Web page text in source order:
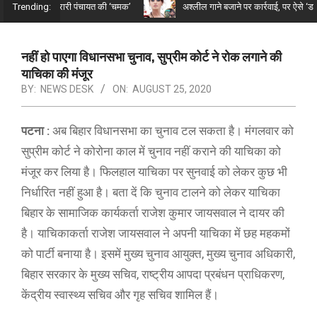
Trending:
तक पहुंची गरारी पंचायत की ‘चमक’ अश्लील गाने बजाने पर कार्रवाई, पर ऐसे ‘डबल
नहीं हो पाएगा विधानसभा चुनाव, सुप्रीम कोर्ट ने रोक लगाने की
याचिका की मंजूर
BY: NEWS DESK ON: AUGUST 25, 2020
पटना : अब बिहार विधानसभा का चुनाव टल सकता है। मंगलवार को
सुप्रीम कोर्ट ने कोरोना काल में चुनाव नहीं कराने की याचिका को
मंजूर कर लिया है। फिलहाल याचिका पर सुनवाई को लेकर कुछ भी
निर्धारित नहीं हुआ है। बता दें कि चुनाव टालने को लेकर याचिका
बिहार के सामाजिक कार्यकर्ता राजेश कुमार जायसवाल ने दायर की
है। याचिकाकर्ता राजेश जायसवाल ने अपनी याचिका में छह महकमों
को पार्टी बनाया है। इसमें मुख्य चुनाव आयुक्त, मुख्य चुनाव अधिकारी,
बिहार सरकार के मुख्य सचिव, राष्ट्रीय आपदा प्रबंधन प्राधिकरण,
केंद्रीय स्वास्थ्य सचिव और गृह सचिव शामिल हैं।